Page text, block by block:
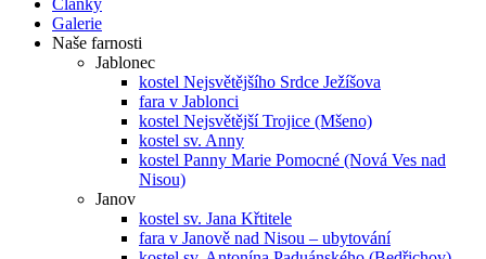
Články
Galerie
Naše farnosti
Jablonec
kostel Nejsvětějšího Srdce Ježíšova
fara v Jablonci
kostel Nejsvětější Trojice (Mšeno)
kostel sv. Anny
kostel Panny Marie Pomocné (Nová Ves nad
Nisou)
Janov
kostel sv. Jana Křtitele
fara v Janově nad Nisou – ubytování